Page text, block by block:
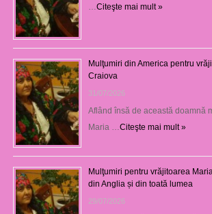
Citeşte mai mult »
Mulţumiri din America pentru
Craiova
31/07/2026
Aflând însă de această doamnă
Maria … Citeşte mai mult »
Mulţumiri pentru vrăjitoarea
din Anglia și din toată lumea
29/07/2026